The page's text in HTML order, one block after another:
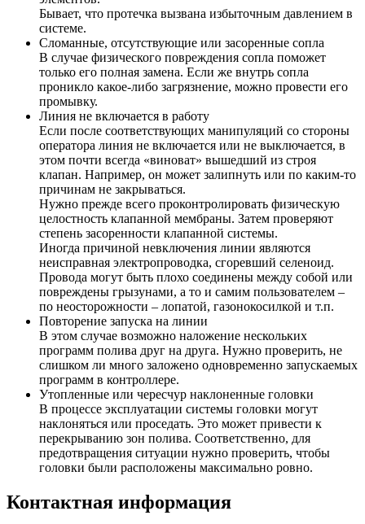
Бывает, что протечка вызвана избыточным давлением в
системе.
Сломанные, отсутствующие или засоренные сопла
В случае физического повреждения сопла поможет
только его полная замена. Если же внутрь сопла
проникло какое-либо загрязнение, можно провести его
промывку.
Линия не включается в работу
Если после соответствующих манипуляций со стороны
оператора линия не включается или не выключается, в
этом почти всегда «виноват» вышедший из строя
клапан. Например, он может залипнуть или по каким-то
причинам не закрываться.
Нужно прежде всего проконтролировать физическую
целостность клапанной мембраны. Затем проверяют
степень засоренности клапанной системы.
Иногда причиной невключения линии являются
неисправная электропроводка, сгоревший селеноид.
Провода могут быть плохо соединены между собой или
повреждены грызунами, а то и самим пользователем –
по неосторожности – лопатой, газонокосилкой и т.п.
Повторение запуска на линии
В этом случае возможно наложение нескольких
программ полива друг на друга. Нужно проверить, не
слишком ли много заложено одновременно запускаемых
программ в контроллере.
Утопленные или чересчур наклоненные головки
В процессе эксплуатации системы головки могут
наклоняться или проседать. Это может привести к
перекрыванию зон полива. Соответственно, для
предотвращения ситуации нужно проверить, чтобы
головки были расположены максимально ровно.
Контактная информация